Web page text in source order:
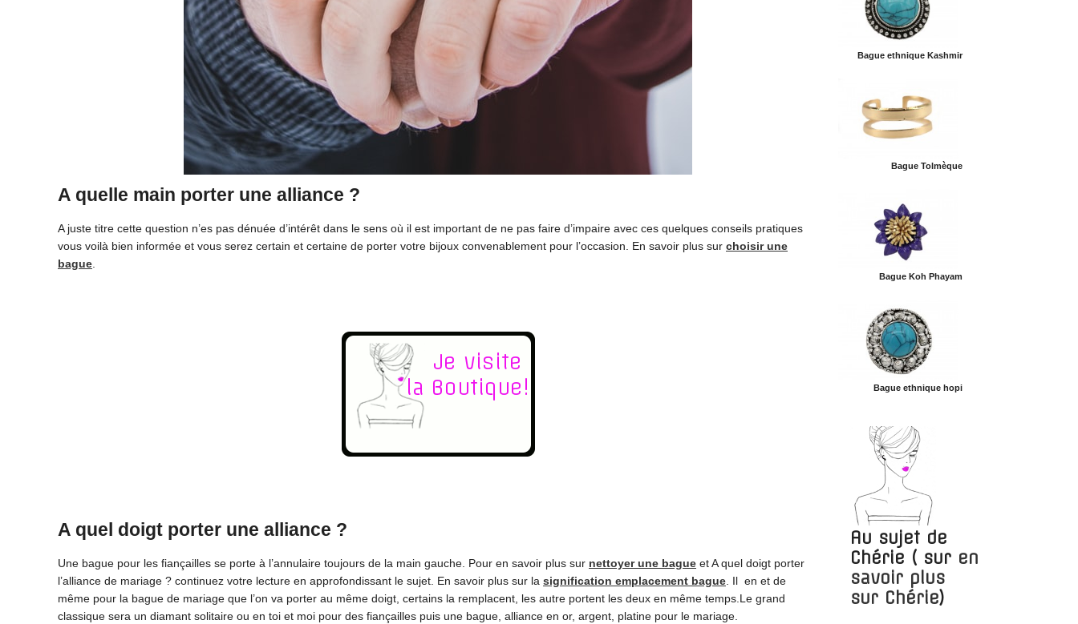
A quelle main porter une alliance ?
A juste titre cette question n’es pas dénuée d’intérêt dans le sens où il est important de ne pas faire d’impaire avec ces quelques conseils pratiques
vous voilà bien informée et vous serez certain et certaine de porter votre bijoux convenablement pour l’occasion. En savoir plus sur choisir une
bague.
A quel doigt porter une alliance ?
Une bague pour les fiançailles se porte à l’annulaire toujours de la main gauche. Pour en savoir plus sur nettoyer une bague et A quel doigt porter
l’alliance de mariage ? continuez votre lecture en approfondissant le sujet. En savoir plus sur la signification emplacement bague. Il en et de
même pour la bague de mariage que l’on va porter au même doigt, certains la remplacent, les autre portent les deux en même temps.Le grand
classique sera un diamant solitaire ou en toi et moi pour des fiançailles puis une bague, alliance en or, argent, platine pour le mariage.
Bague ethnique Kashmir
Bague Tolmèque
Bague Koh Phayam
Bague ethnique hopi
Au sujet de
Chérie ( sur en
savoir plus
sur Chérie)